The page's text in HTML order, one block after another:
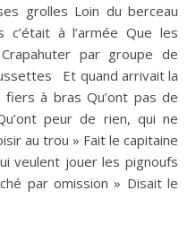
grolles Loin du berceau
à l’armée Que les
Crapahuter par groupe de
Et quand arrivait la
à bras Qu’ont pas de
peur de rien, qui ne
au trou » Fait le capitaine
veulent jouer les pignoufs
par omission » Disait le